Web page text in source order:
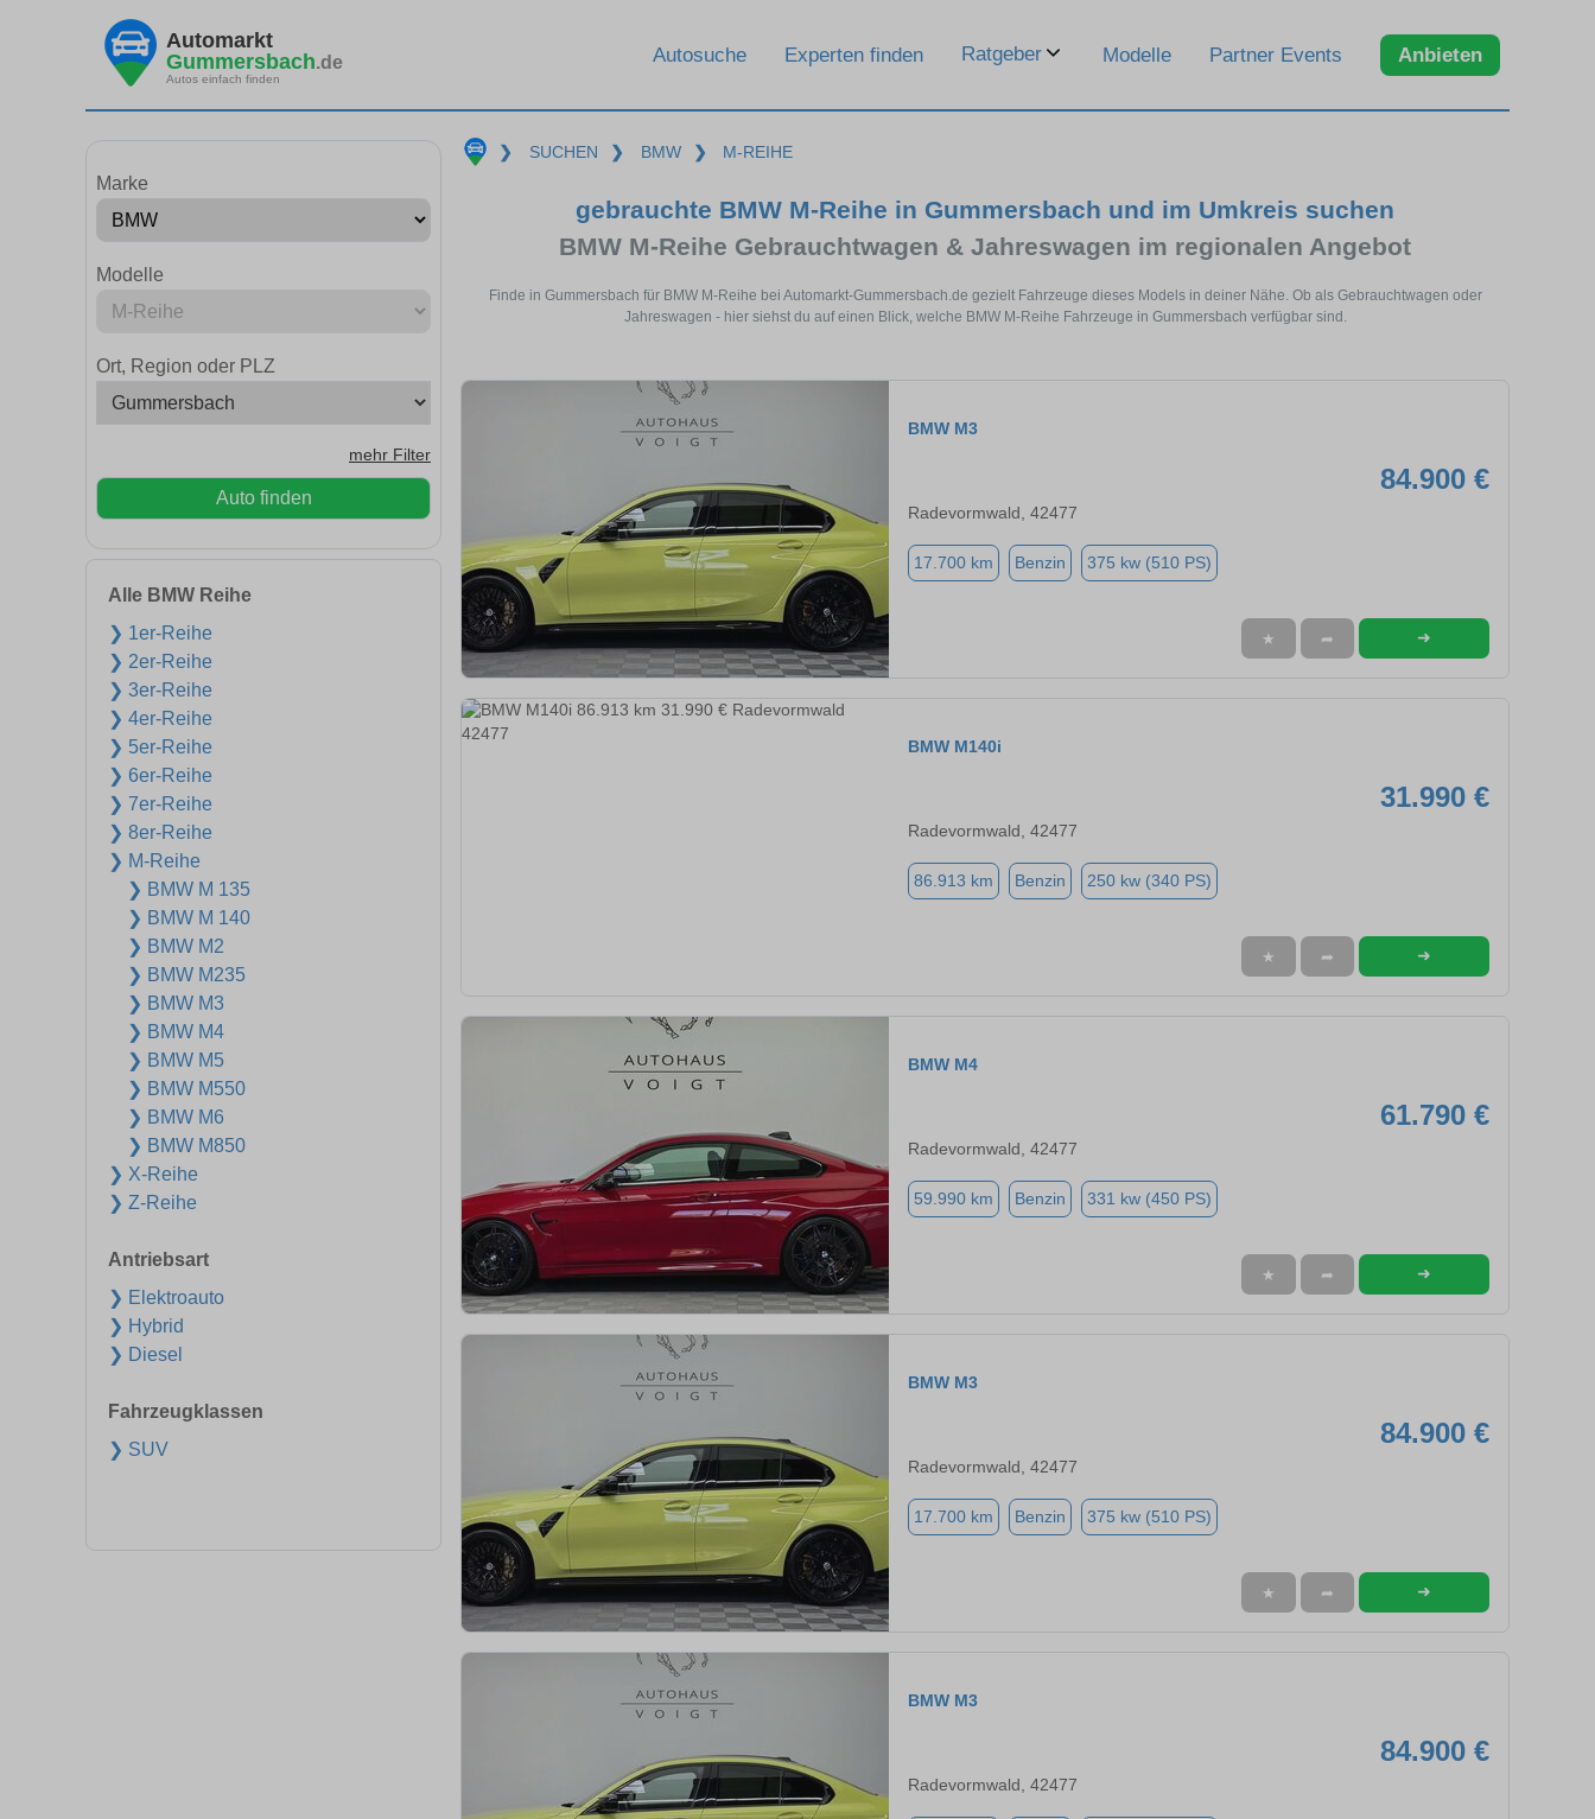
Automarkt
Gummersbach.de
Autos einfach finden
Autosuche Experten finden Ratgeber Modelle Partner Events Anbieten
Marke
Modelle
Ort, Region oder PLZ
mehr Filter
Auto finden
Alle BMW Reihe
❯ 1er-Reihe
❯ 2er-Reihe
❯ 3er-Reihe
❯ 4er-Reihe
❯ 5er-Reihe
❯ 6er-Reihe
❯ 7er-Reihe
❯ 8er-Reihe
❯ M-Reihe
❯ BMW M 135
❯ BMW M 140
❯ BMW M2
❯ BMW M235
❯ BMW M3
❯ BMW M4
❯ BMW M5
❯ BMW M550
❯ BMW M6
❯ BMW M850
❯ X-Reihe
❯ Z-Reihe
Antriebsart
❯ Elektroauto
❯ Hybrid
❯ Diesel
Fahrzeugklassen
❯ SUV
❯ SUCHEN ❯ BMW ❯ M-REIHE
gebrauchte BMW M-Reihe in Gummersbach und im Umkreis suchen
BMW M-Reihe Gebrauchtwagen & Jahreswagen im regionalen Angebot
Finde in Gummersbach für BMW M-Reihe bei Automarkt-Gummersbach.de gezielt Fahrzeuge dieses Models in deiner Nähe. Ob als Gebrauchtwagen oder
Jahreswagen - hier siehst du auf einen Blick, welche BMW M-Reihe Fahrzeuge in Gummersbach verfügbar sind.
BMW M3
84.900 €
Radevormwald, 42477
17.700 km Benzin 375 kw (510 PS)
★ ➦ ➜
BMW M140i
31.990 €
Radevormwald, 42477
86.913 km Benzin 250 kw (340 PS)
★ ➦ ➜
BMW M4
61.790 €
Radevormwald, 42477
59.990 km Benzin 331 kw (450 PS)
★ ➦ ➜
BMW M3
84.900 €
Radevormwald, 42477
17.700 km Benzin 375 kw (510 PS)
★ ➦ ➜
BMW M3
84.900 €
Radevormwald, 42477